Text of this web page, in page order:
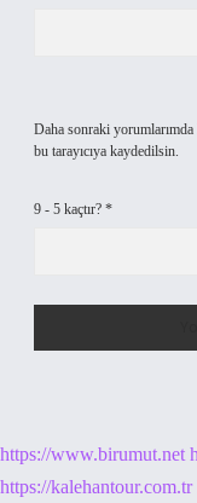
Daha sonraki yorumlarımda
bu tarayıcıya kaydedilsin.
9 - 5 kaçtır? *
https://www.birumut.net
https://kalehantour.com.tr